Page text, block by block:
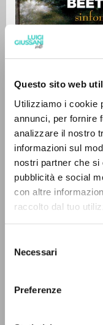
Questo sito web
Utilizziamo i cookie
annunci, per fornire
analizzare il nostro
informazioni sul
nostri partner che si
pubblicità e social
con altre
raccolto dal tuo
delNecessari
Preferenze
Beethoven Ludwig van
Giussani Luigi
Author
PHILIPS
1999
28/05/2025
0